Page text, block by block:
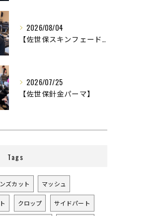
2026/08/04
【佐世保スキンフェード】
2026/07/25
【佐世保針金パーマ】
Tags
ズカット マッシュ
クロップ サイドパート